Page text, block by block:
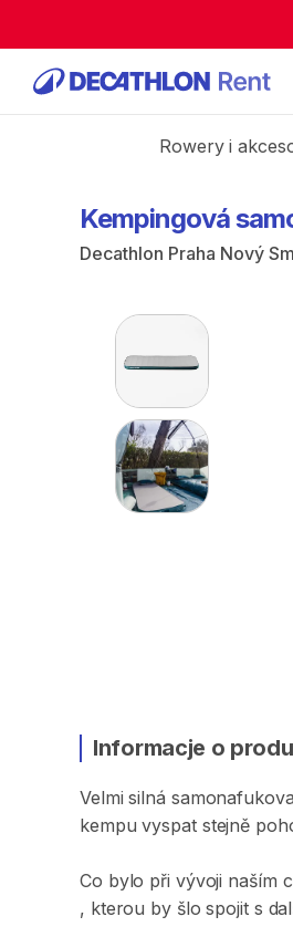
Rowery i
Kempingová
Decathlon Praha Nový
Informacje o
Velmi silná
kempu vyspat stejně
Co bylo při vývoji naším
,​ kterou by šlo spojit s